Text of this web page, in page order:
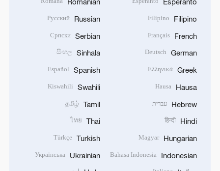
Filipino
Filipino
French
Français
German
Deutsch
Greek
Ελληνικά
Hausa
Hausa
Hebrew עברית
Hindi
हिन्दी
Hungarian
Magyar
Indonesian
Bahasa Indonesia
Russian
Русский
Serbian
Српски
Sinhala
සිංහල
Spanish
Español
Swahili
Kiswahili
Tamil
தமிழ்
Thai
ไทย
Turkish
Türkçe
Ukrainian
Українська